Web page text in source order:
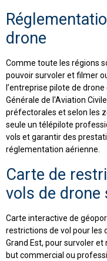
drone
Comme toute les régions
pouvoir survoler et filmer
l’entreprise pilote de
Générale de l'Aviation
préfectorales et selon les
seule un télépilote
vols et garantir des
réglementation aérienne.
Carte de
vols de drone
Carte interactive de
restrictions de vol pour les
Grand Est, pour survoler
but commercial ou